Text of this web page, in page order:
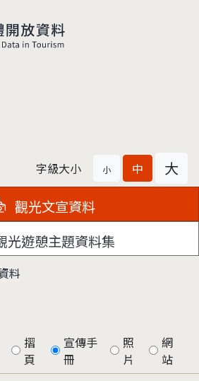
字級大小 小 中 大
觀光文宣資料
光遊憩主題資料集
料
摺
頁
宣傳手
冊
照
片
網
站